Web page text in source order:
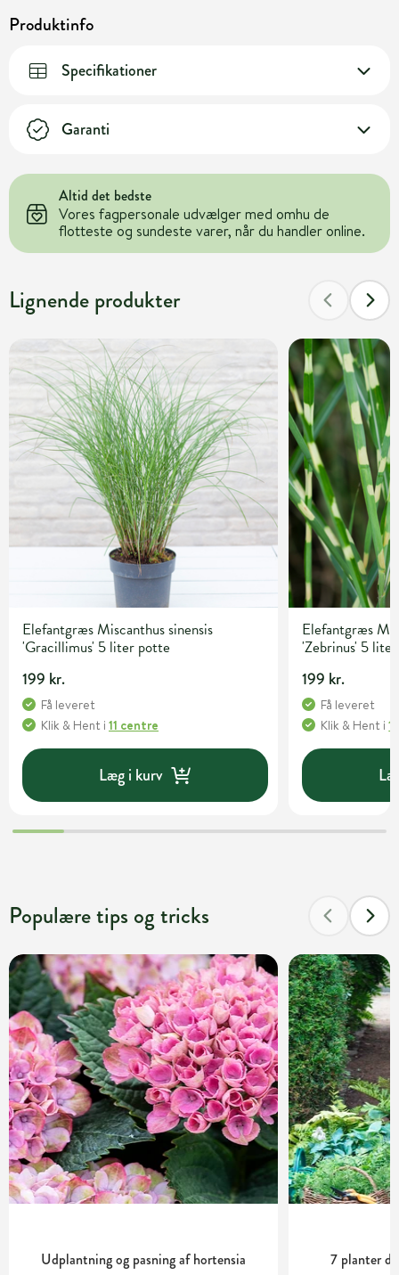
Produktinfo
Specifikationer
Garanti
Altid det bedste
Vores fagpersonale udvælger med omhu de
flotteste og sundeste varer, når du handler online.
Lignende produkter
Elefantgræs Miscanthus sinensis
'Gracillimus' 5 liter potte
199 kr.
Få leveret
Klik & Hent i 11 centre
Læg i kurv
Elefantgræs
'Zebrinus' 5
199 kr.
Få leveret
Klik & Hent i
Populære tips og tricks
Udplantning og pasning af hortensia 7 planter